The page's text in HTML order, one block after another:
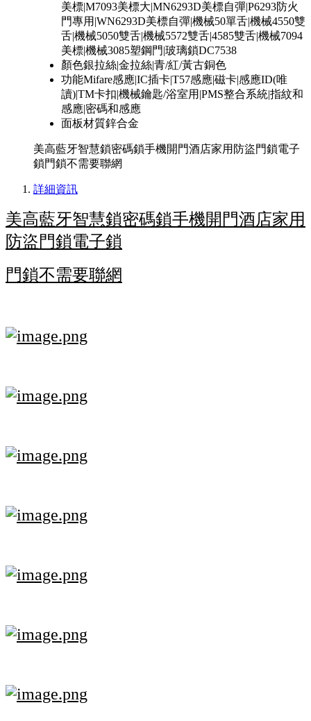
美標|M7093美標大|MN6293D美標自彈|P6293防火
門專用|WN6293D美標自彈|機械50單舌|機械4550雙
舌|機械5050雙舌|機械5572雙舌|4585雙舌|機械7094
美標|機械3085塑鋼門|玻璃鎖DC7538
顏色銀拉絲|金拉絲|青/紅/黃古銅色
功能Mifare感應|IC插卡|T57感應|磁卡|感應ID(唯
讀)|TM卡扣|機械鑰匙/浴室用|PMS整合系統|指紋和
感應|密碼和感應
面板材質鋅合金
美高藍牙智慧鎖密碼鎖手機開門酒店家用防盜門鎖電子
鎖門鎖不需要聯網
詳細資訊
美高藍牙智慧鎖密碼鎖手機開門酒店家用
防盜門鎖電子鎖
門鎖不需要聯網